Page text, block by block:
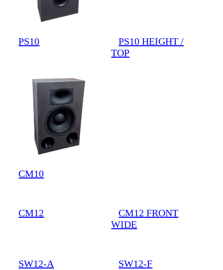
PS10
PS10 HEIGHT /
TOP
CM10
CM12
CM12 FRONT
WIDE
SW12-A SW12-F